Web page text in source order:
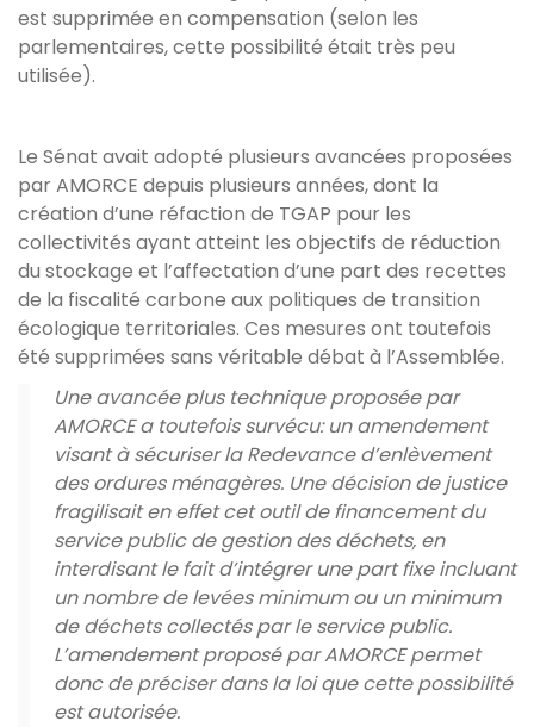
est supprimée en compensation (selon les
parlementaires, cette possibilité était très peu
utilisée).
Le Sénat avait adopté plusieurs avancées proposées
par AMORCE depuis plusieurs années, dont la
création d’une réfaction de TGAP pour les
collectivités ayant atteint les objectifs de réduction
du stockage et l’affectation d’une part des recettes
de la fiscalité carbone aux politiques de transition
écologique territoriales. Ces mesures ont toutefois
été supprimées sans véritable débat à l’Assemblée.
Une avancée plus technique proposée par
AMORCE a toutefois survécu: un amendement
visant à sécuriser la Redevance d’enlèvement
des ordures ménagères. Une décision de justice
fragilisait en effet cet outil de financement du
service public de gestion des déchets, en
interdisant le fait d’intégrer une part fixe incluant
un nombre de levées minimum ou un minimum
de déchets collectés par le service public.
L’amendement proposé par AMORCE permet
donc de préciser dans la loi que cette possibilité
est autorisée.